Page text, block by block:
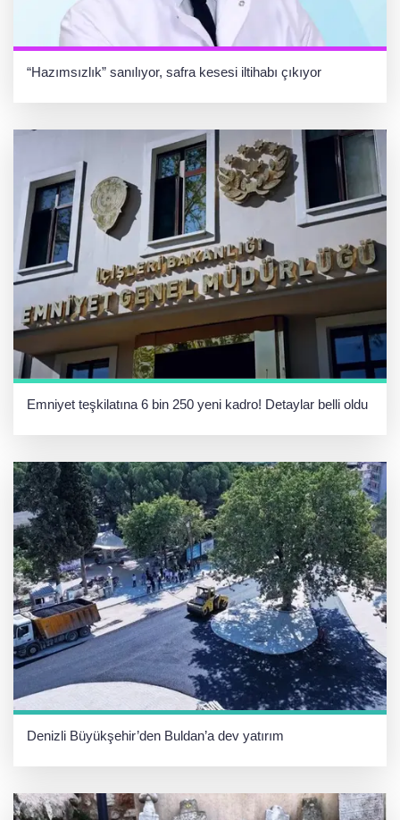
“Hazımsızlık” sanılıyor, safra kesesi iltihabı çıkıyor
Emniyet teşkilatına 6 bin 250 yeni kadro! Detaylar belli oldu
Denizli Büyükşehir’den Buldan’a dev yatırım